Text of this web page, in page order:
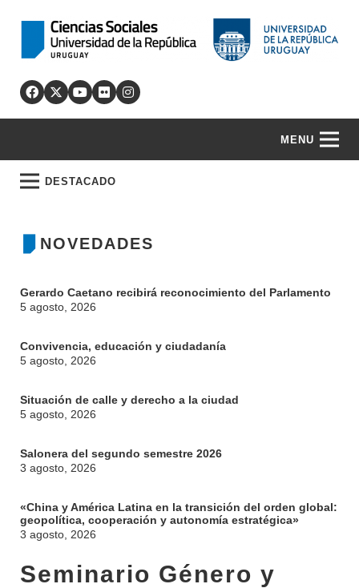
MENU
DESTACADO
NOVEDADES
Gerardo Caetano recibirá reconocimiento del Parlamento
5 agosto, 2026
Convivencia, educación y ciudadanía
5 agosto, 2026
Situación de calle y derecho a la ciudad
5 agosto, 2026
Salonera del segundo semestre 2026
3 agosto, 2026
«China y América Latina en la transición del orden global:
geopolítica, cooperación y autonomía estratégica»
3 agosto, 2026
Seminario Género y